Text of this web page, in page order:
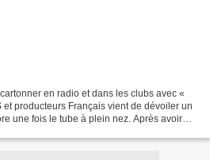
en radio et dans les clubs avec «
et producteurs Français vient de dévoiler un
une fois le tube à plein nez. Après avoir